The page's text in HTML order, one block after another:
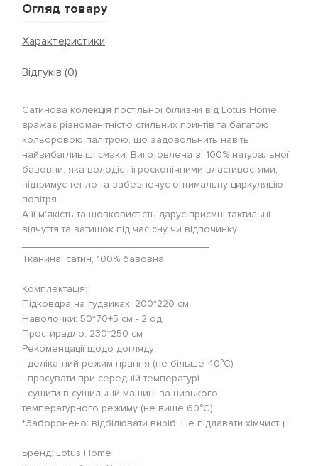
Огляд товару
Характеристики
Відгуків (0)
Сатинова колекція постільної білизни від Lotus Home
вражає різноманітністю стильних принтів та багатою
кольоровою палітрою, що задовольнить навіть
найвибагливіші смаки. Виготовлена зі 100% натуральної
бавовни, яка володіє гігроскопічними властивостями,
підтримує тепло та забезпечує оптимальну циркуляцію
повітря.
А її м'якість та шовковистість дарує приємні тактильні
відчуття та затишок під час сну чи відпочинку.
Тканина: сатин, 100% бавовна
Комплектація:
Підковдра на гудзиках: 200*220 см
Наволочки: 50*70+5 см - 2 од.
Простирадло: 230*250 см
Рекомендації щодо догляду:
- делікатний режим прання (не більше 40°C)
- прасувати при середній температурі
- сушити в сушильній машині за низького
температурного режиму (не вище 60°C)
*Заборонено: відбілювати виріб. Не піддавати хімчистці!
Бренд: Lotus Home